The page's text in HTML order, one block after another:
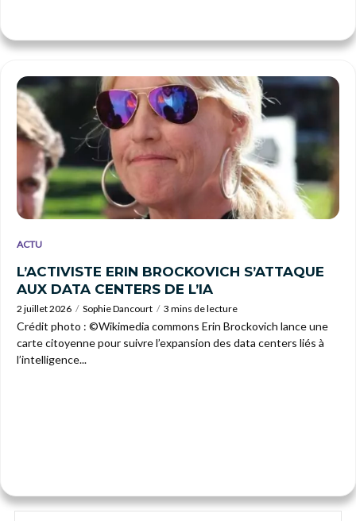
ACTU
L’ACTIVISTE ERIN BROCKOVICH S’ATTAQUE
AUX DATA CENTERS DE L’IA
2 juillet 2026 Sophie Dancourt 3 mins de lecture
Crédit photo : ©Wikimedia commons Erin Brockovich lance une
carte citoyenne pour suivre l’expansion des data centers liés à
l’intelligence...